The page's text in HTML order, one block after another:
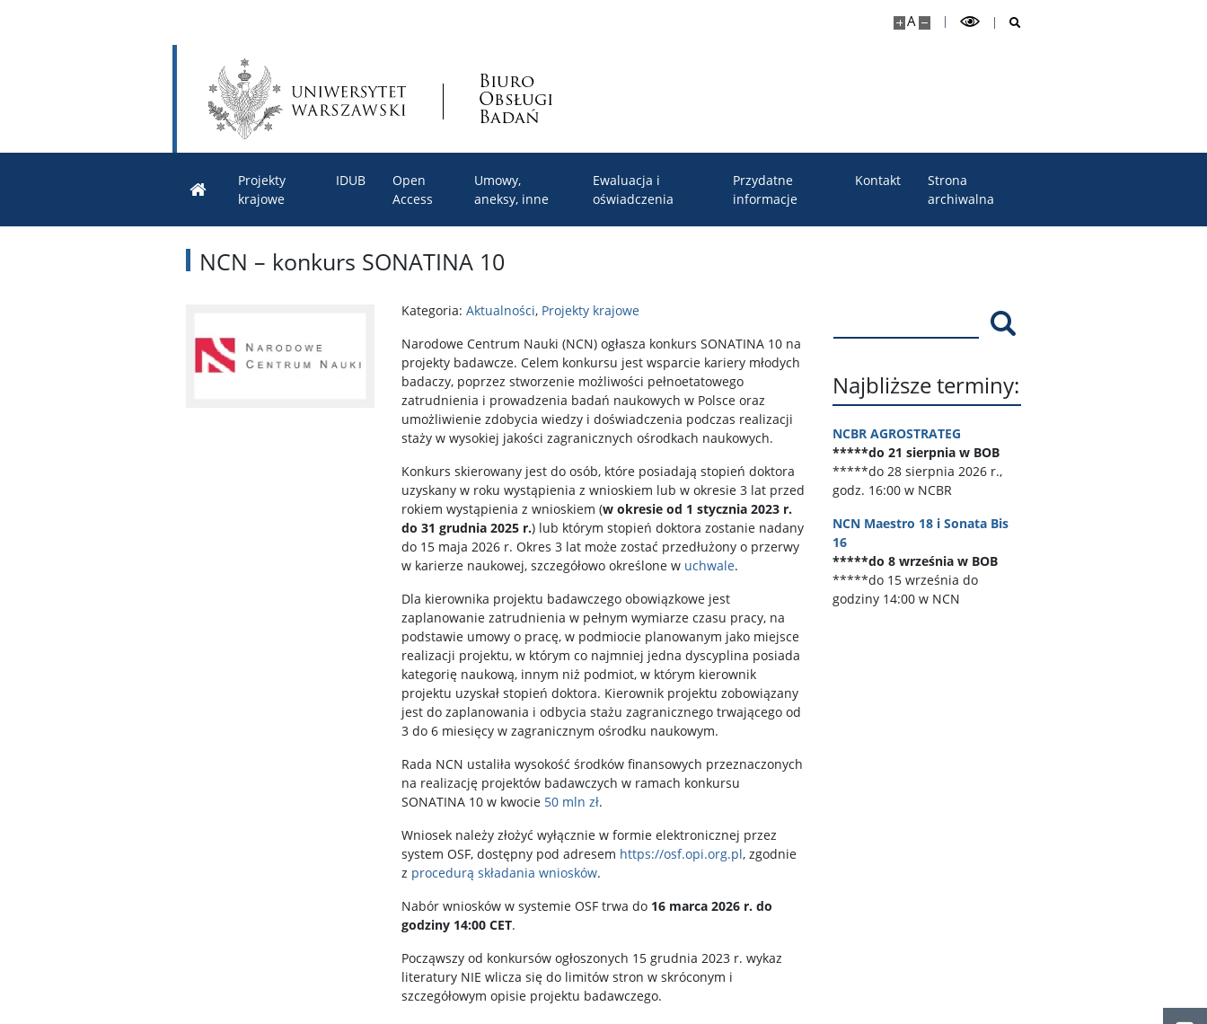
A
Biuro
Obsługi
Badań
Projekty
krajowe
IDUB
Open
Access
Umowy,
aneksy, inne
Ewaluacja i
oświadczenia
Przydatne
informacje
Kontakt
Strona
archiwalna
NCN – konkurs SONATINA 10
Kategoria: Aktualności, Projekty krajowe
Narodowe Centrum Nauki (NCN) ogłasza konkurs SONATINA 10 na
projekty badawcze. Celem konkursu jest wsparcie kariery młodych
badaczy, poprzez stworzenie możliwości pełnoetatowego
zatrudnienia i prowadzenia badań naukowych w Polsce oraz
umożliwienie zdobycia wiedzy i doświadczenia podczas realizacji
staży w wysokiej jakości zagranicznych ośrodkach naukowych.
Konkurs skierowany jest do osób, które posiadają stopień doktora
uzyskany w roku wystąpienia z wnioskiem lub w okresie 3 lat przed
rokiem wystąpienia z wnioskiem (w okresie od 1 stycznia 2023 r.
do 31 grudnia 2025 r.) lub którym stopień doktora zostanie nadany
do 15 maja 2026 r. Okres 3 lat może zostać przedłużony o przerwy
w karierze naukowej, szczegółowo określone w uchwale.
Dla kierownika projektu badawczego obowiązkowe jest
zaplanowanie zatrudnienia w pełnym wymiarze czasu pracy, na
podstawie umowy o pracę, w podmiocie planowanym jako miejsce
realizacji projektu, w którym co najmniej jedna dyscyplina posiada
kategorię naukową, innym niż podmiot, w którym kierownik
projektu uzyskał stopień doktora. Kierownik projektu zobowiązany
jest do zaplanowania i odbycia stażu zagranicznego trwającego od
3 do 6 miesięcy w zagranicznym ośrodku naukowym.
Rada NCN ustaliła wysokość środków finansowych przeznaczonych
na realizację projektów badawczych w ramach konkursu
SONATINA 10 w kwocie 50 mln zł.
Wniosek należy złożyć wyłącznie w formie elektronicznej przez
system OSF, dostępny pod adresem https://osf.opi.org.pl, zgodnie
z procedurą składania wniosków.
Nabór wniosków w systemie OSF trwa do 16 marca 2026 r. do
godziny 14:00 CET.
Począwszy od konkursów ogłoszonych 15 grudnia 2023 r. wykaz
literatury NIE wlicza się do limitów stron w skróconym i
szczegółowym opisie projektu badawczego.
Szukaj
Najbliższe terminy:
NCBR AGROSTRATEG
*****do 21 sierpnia w BOB
*****do 28 sierpnia 2026 r.,
godz. 16:00 w NCBR
NCN Maestro 18 i Sonata Bis
16
*****do 8 września w BOB
*****do 15 września do
godziny 14:00 w NCN